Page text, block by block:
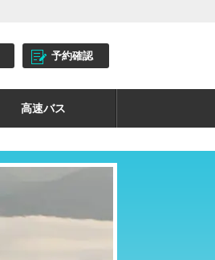
予約確認
高速バス